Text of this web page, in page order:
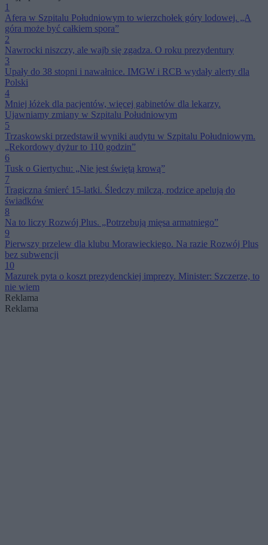
1
Afera w Szpitalu Południowym to wierzchołek góry lodowej. „A
góra może być całkiem spora”
2
Nawrocki niszczy, ale wajb się zgadza. O roku prezydentury
3
Upały do 38 stopni i nawałnice. IMGW i RCB wydały alerty dla
Polski
4
Mniej łóżek dla pacjentów, więcej gabinetów dla lekarzy.
Ujawniamy zmiany w Szpitalu Południowym
5
Trzaskowski przedstawił wyniki audytu w Szpitalu Południowym.
„Rekordowy dyżur to 110 godzin”
6
Tusk o Giertychu: „Nie jest świętą krową”
7
Tragiczna śmierć 15-latki. Śledczy milczą, rodzice apelują do
świadków
8
Na to liczy Rozwój Plus. „Potrzebują mięsa armatniego”
9
Pierwszy przelew dla klubu Morawieckiego. Na razie Rozwój Plus
bez subwencji
10
Mazurek pyta o koszt prezydenckiej imprezy. Minister: Szczerze, to
nie wiem
Reklama
Reklama